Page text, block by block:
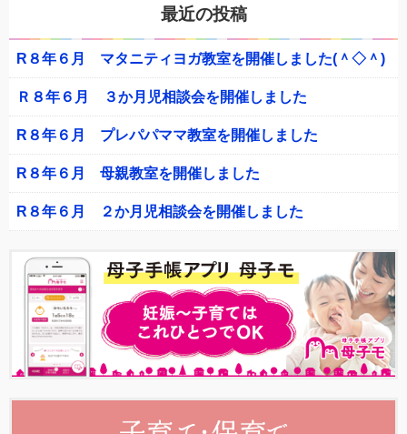
最近の投稿
R８年６月 マタニティヨガ教室を開催しました(＾◇＾)
Ｒ８年６月 ３か月児相談会を開催しました
R８年６月 プレパパママ教室を開催しました
R８年６月 母親教室を開催しました
R８年６月 ２か月児相談会を開催しました